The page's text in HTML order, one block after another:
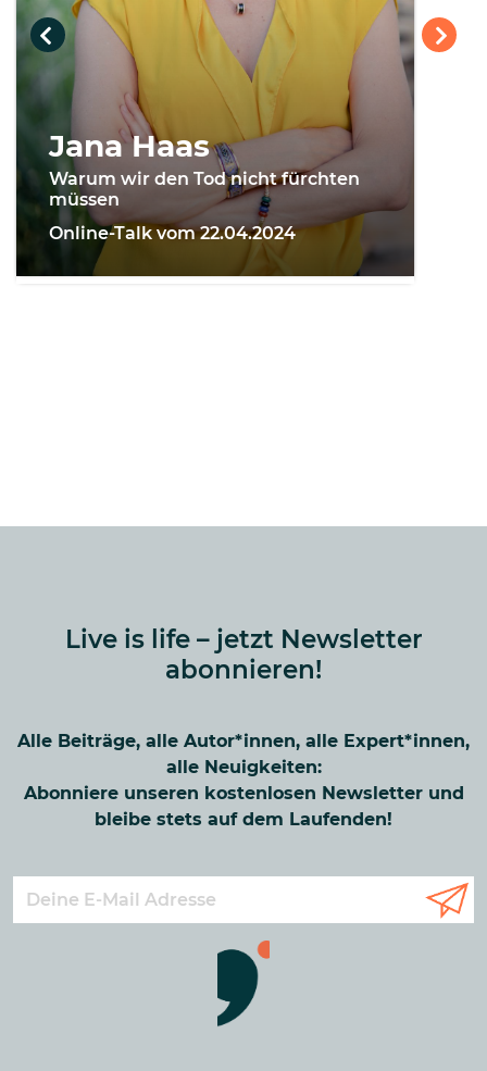
Jana Haas
Warum wir den Tod nicht fürchten
müssen
Online-Talk vom 22.04.2024
Live is life – jetzt Newsletter
abonnieren!
Alle Beiträge, alle Autor*innen, alle Expert*innen,
alle Neuigkeiten:
Abonniere unseren kostenlosen Newsletter und
bleibe stets auf dem Laufenden!